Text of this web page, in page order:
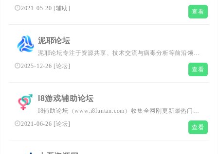
活动，游戏技巧，网络技术，游戏辅助，破解软件，网赚经
2021-05-20 [辅助] 查看
泥耶论坛
泥耶论坛专注于资源共享、技术交流与病毒分析等前沿领
域，致力于为用户提供一个资源丰富、技术多元、氛围活跃
2025-12-26 [论坛] 查看
I8游戏辅助论坛
I8辅助论坛（www.i8luntan.com）收集全网刚更新最热门的
游戏辅助资源，集技术教程、福利活动、软件破解、源码分
享等为一体的免费资源分享网，欢迎广大好爱者常驻分享交
2021-06-26 [论坛] 查看